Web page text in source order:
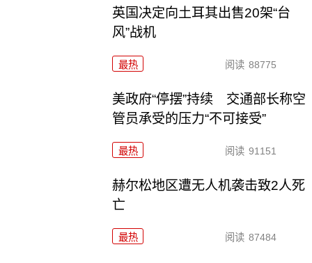
英国决定向土耳其出售20架“台
风”战机
最热 阅读 88775
美政府“停摆”持续 交通部长称空
管员承受的压力“不可接受”
最热 阅读 91151
赫尔松地区遭无人机袭击致2人死
亡
最热 阅读 87484